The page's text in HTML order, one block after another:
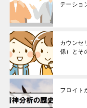
テーショ
カウンセ
係）とそ
フロイト